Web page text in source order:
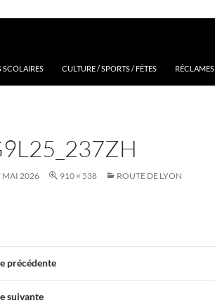
SCOLAIRES CULTURE / SPORTS / FÊTES RÉCLAMES
MAI 2026 910 × 538 ROUTE DE LYON
précédente
suivante